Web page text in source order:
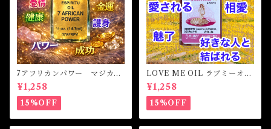
7アフリカンパワー マジカル
オイル・魔女オイル 7AFRI
CAN POWERS Magical Oil
¥1,258
15%OFF
LOVE ME OIL ラブミーオイ
ル -相思相愛・愛される-
¥1,258
15%OFF